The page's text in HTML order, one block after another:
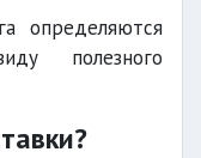
определяются
полезного